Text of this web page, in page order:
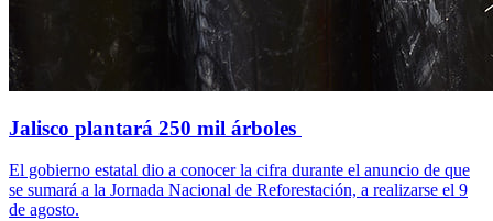
Jalisco plantará 250 mil árboles
El gobierno estatal dio a conocer la cifra durante el anuncio de que
se sumará a la Jornada Nacional de Reforestación, a realizarse el 9
de agosto.